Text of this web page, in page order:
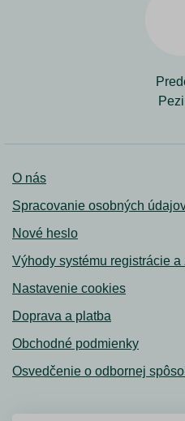
O nás
Spracovanie osobných
Nové heslo
Výhody systému registrácie a
Nastavenie cookies
Doprava a platba
Obchodné podmienky
Osvedčenie o odbornej